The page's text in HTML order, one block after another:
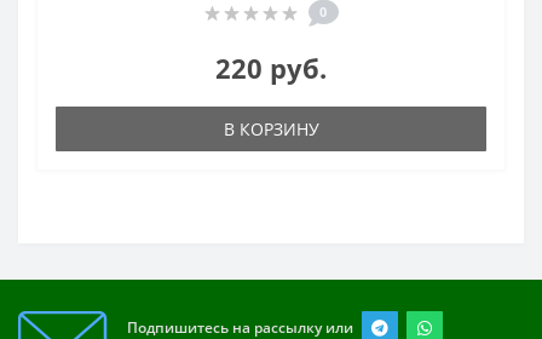
0
220 руб.
В КОРЗИНУ
Подпишитесь на рассылку или